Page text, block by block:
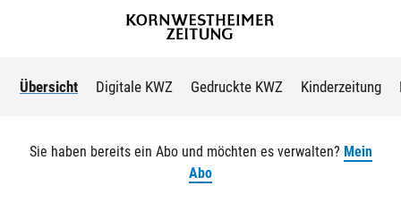
Übersicht Digitale KWZ Gedruckte KWZ Kinderzeitung
Sie haben bereits ein Abo und möchten es verwalten? Mein
Abo